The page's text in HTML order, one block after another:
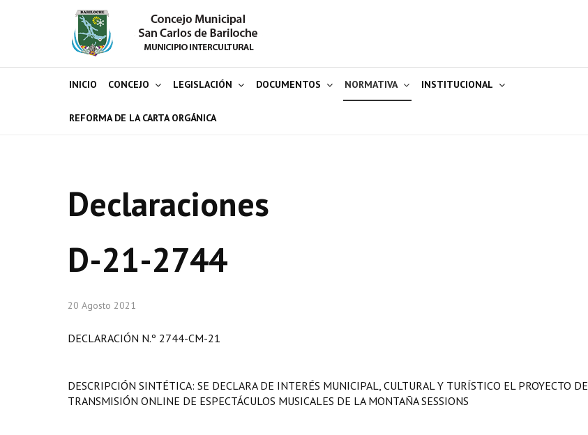
INICIO CONCEJO LEGISLACIÓN DOCUMENTOS NORMATIVA INSTITUCIONAL
REFORMA DE LA CARTA ORGÁNICA
Declaraciones
D-21-2744
20 Agosto 2021
DECLARACIÓN N.º 2744-CM-21
DESCRIPCIÓN SINTÉTICA: SE DECLARA DE INTERÉS MUNICIPAL, CULTURAL Y TURÍSTICO EL PROYECTO DE
TRANSMISIÓN ONLINE DE ESPECTÁCULOS MUSICALES DE LA MONTAÑA SESSIONS